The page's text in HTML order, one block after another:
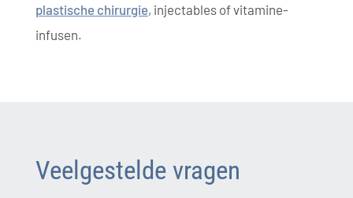
plastische chirurgie, injectables of vitamine-
infusen.
Veelgestelde vragen